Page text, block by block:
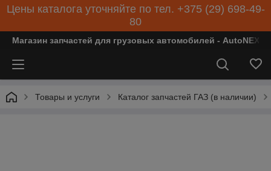
Цены каталога уточняйте по тел. +375 (29) 698-49-
80
Магазин запчастей для грузовых автомобилей - AutoNEXT
Товары и услуги Каталог запчастей ГАЗ (в наличии)